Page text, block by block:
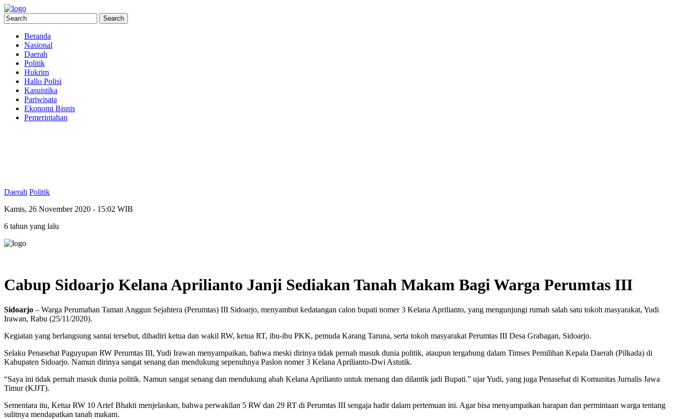
Beranda
Nasional
Daerah
Politik
Hukrim
Hallo Polisi
Kasuistika
Pariwisata
Ekonomi Bisnis
Pemerintahan
Daerah Politik
Kamis, 26 November 2020 - 15:02 WIB
6 tahun yang lalu
Cabup Sidoarjo Kelana Aprilianto Janji Sediakan Tanah Makam Bagi Warga Perumtas III
Sidoarjo – Warga Perumahan Taman Anggun Sejahtera (Perumtas) III Sidoarjo, menyambut kedatangan calon bupati nomer 3 Kelana Aprilianto, yang mengunjungi rumah salah satu tokoh masyarakat, Yudi
Irawan, Rabu (25/11/2020).
Kegiatan yang berlangsung santai tersebut, dihadiri ketua dan wakil RW, ketua RT, ibu-ibu PKK, pemuda Karang Taruna, serta tokoh masyarakat Perumtas III Desa Grabagan, Sidoarjo.
Selaku Penasehat Paguyupan RW Perumtas III, Yudi Irawan menyampaikan, bahwa meski dirinya tidak pernah masuk dunia politik, ataupun tergabung dalam Timses Pemilihan Kepala Daerah (Pilkada) di
Kabupaten Sidoarjo. Namun dirinya sangat senang dan mendukung sepenuhnya Paslon nomer 3 Kelana Aprilianto-Dwi Astutik.
“Saya ini tidak pernah masuk dunia politik. Namun sangat senang dan mendukung abah Kelana Aprilianto untuk menang dan dilantik jadi Bupati.” ujar Yudi, yang juga Penasehat di Komunitas Jurnalis Jawa
Timur (KJJT).
Sementara itu, Ketua RW 10 Arief Bhakti menjelaskan, bahwa perwakilan 5 RW dan 29 RT di Perumtas III sengaja hadir dalam pertemuan ini. Agar bisa menyampaikan harapan dan permintaan warga tentang
sulitnya mendapatkan tanah makam.